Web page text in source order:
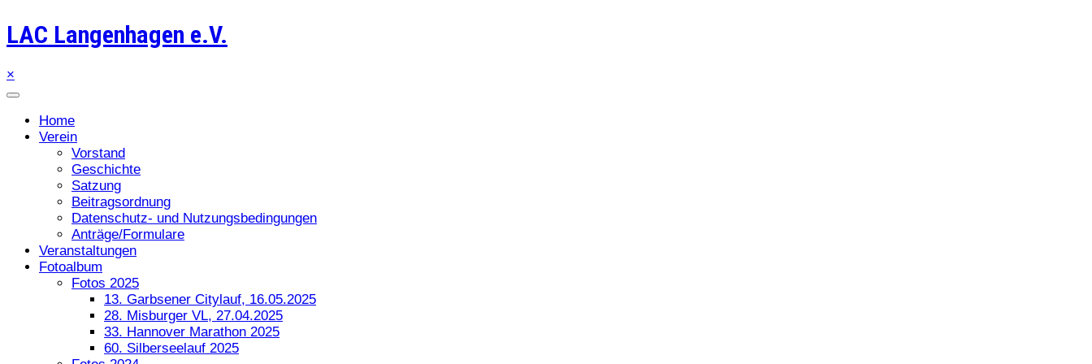
LAC Langenhagen e.V.
×
Home
Verein
Vorstand
Geschichte
Satzung
Beitragsordnung
Datenschutz- und Nutzungsbedingungen
Anträge/Formulare
Veranstaltungen
Fotoalbum
Fotos 2025
13. Garbsener Citylauf, 16.05.2025
28. Misburger VL, 27.04.2025
33. Hannover Marathon 2025
60. Silberseelauf 2025